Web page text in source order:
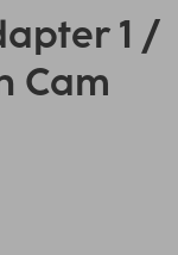
1 /
Cam